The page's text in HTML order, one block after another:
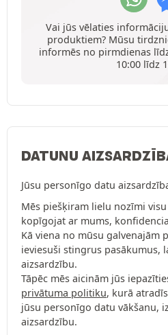
Vai jūs vēlaties
produktiem? Mūsu
informēs no pirmdienas
10:00 līdz
DATUNU
Jūsu personīgo datu
Mēs piešķiram lielu nozīmi
kopīgojat ar mums,
Kā viena no mūsu galvenajām
ieviesuši stingrus pasākumus,
aizsardzību.
Tāpēc mēs aicinām jūs
privātuma politiku, kurā
jūsu personīgo datu vākšanu,
aizsardzību.